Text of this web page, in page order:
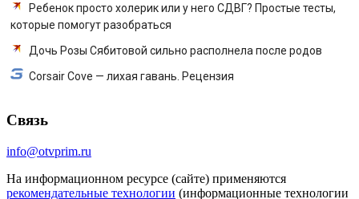
Ребенок просто холерик или у него СДВГ? Простые тесты,
которые помогут разобраться
Дочь Розы Сябитовой сильно располнела после родов
Corsair Cove — лихая гавань. Рецензия
Связь
info@otvprim.ru
На информационном ресурсе (сайте) применяются
рекомендательные технологии (информационные технологии